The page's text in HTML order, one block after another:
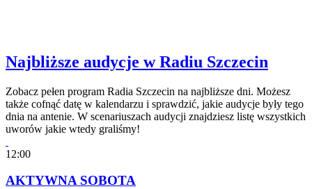
Najbliższe audycje w Radiu Szczecin
Zobacz pełen program Radia Szczecin na najbliższe dni. Możesz
także cofnąć datę w kalendarzu i sprawdzić, jakie audycje były tego
dnia na antenie. W scenariuszach audycji znajdziesz listę wszystkich
uworów jakie wtedy graliśmy!
12:00
AKTYWNA SOBOTA